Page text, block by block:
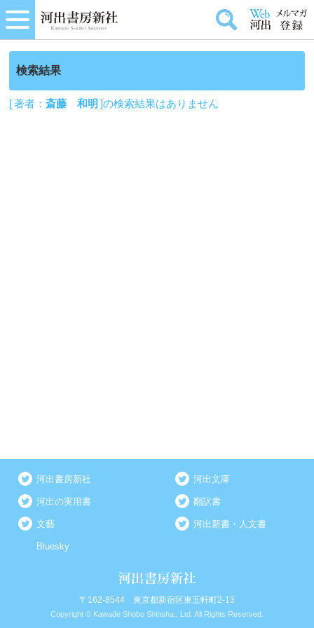
検索結果
[ 著者：斎藤 和明 ]の検索結果はありません
河出書房新社 河出文庫
河出の実用書 翻訳書
文藝 河出新書・人文書
Bluesky
〒162-8544 東京都新宿区東五軒町2-13
Copyright © Kawade Shobo Shinsha., Ltd. All Rights Reserved.